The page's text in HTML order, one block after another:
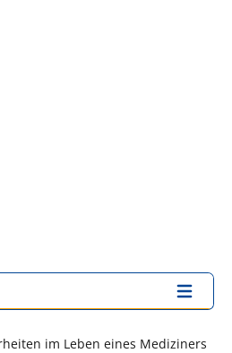
im Leben eines Mediziners